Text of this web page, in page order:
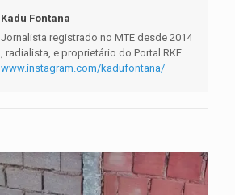
Kadu Fontana
Jornalista registrado no MTE desde 2014
, radialista, e proprietário do Portal RKF.
www.instagram.com/kadufontana/